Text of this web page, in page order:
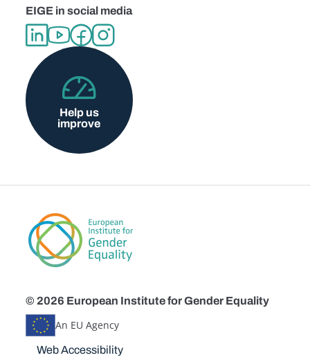
EIGE in social media
Help us
improve
© 2026 European Institute for Gender Equality
An EU Agency
Disclaimers
Web Accessibility